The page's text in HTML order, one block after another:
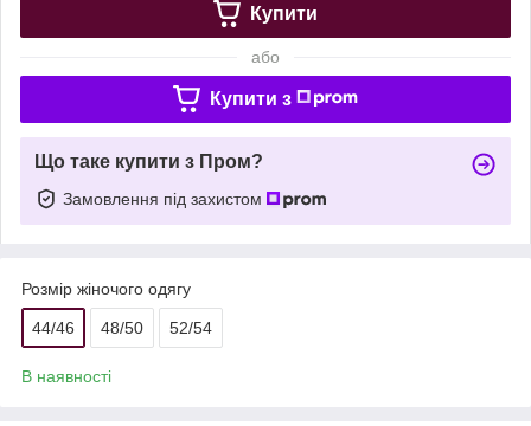
Купити
або
Купити з
Що таке купити з Пром?
Замовлення під захистом
Розмір жіночого одягу
44/46 48/50 52/54
В наявності